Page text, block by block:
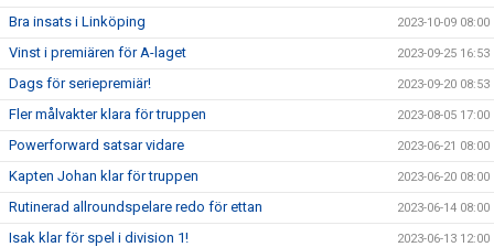
Bra insats i Linköping 2023-10-09 08:00
Vinst i premiären för A-laget 2023-09-25 16:53
Dags för seriepremiär! 2023-09-20 08:53
Fler målvakter klara för truppen 2023-08-05 17:00
Powerforward satsar vidare 2023-06-21 08:00
Kapten Johan klar för truppen 2023-06-20 08:00
Rutinerad allroundspelare redo för ettan 2023-06-14 08:00
Isak klar för spel i division 1! 2023-06-13 12:00